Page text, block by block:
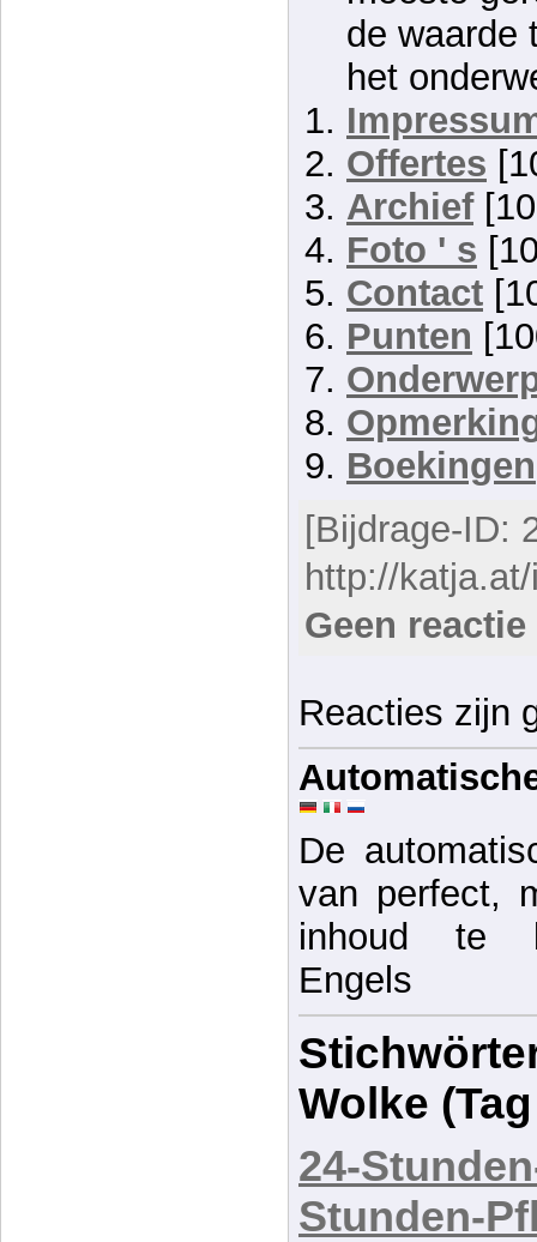
de waarde
het
Offertes
Archief
Foto ' s
Contact
Punten
Boekingen
[Bijdrage-ID:
http://
Geen
Reacties zijn
De
van perfect,
inhoud te
Engels
Wolke
24-
Stunden-